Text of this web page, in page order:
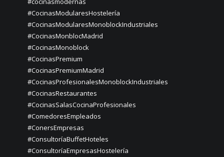
#CocinasModularesHostelería
#CocinasModularesMonoblockIndustriales
#CocinasMonblocMadrid
#CocinasMonoblock
#CocinasPremium
#CocinasPremiumMadrid
#CocinasProfesionalesMonoblockIndustriales
#CocinasRestaurantes
#CocinasSalasCocinaProfesionales
#ComedoresEmpleados
#ConersEmpresas
#ConsultoríaBuffetHoteles
#ConsultoríaEmpresasHostelería